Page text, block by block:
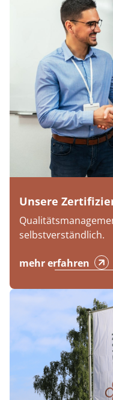
Unsere
selbstverständlich.
mehr erfahren